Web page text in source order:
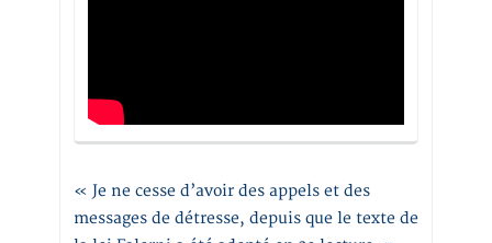
« Je ne cesse d’avoir des appels et des
messages de détresse, depuis que le texte de